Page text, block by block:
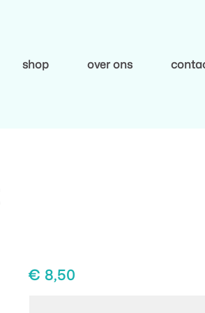
shop over ons
€ 8,50